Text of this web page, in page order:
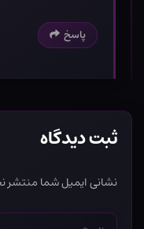
پاسخ
ثبت دیدگاه
نشانی ایمیل شما منتشر
نام